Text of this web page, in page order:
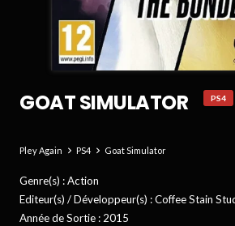
GOAT SIMULATOR PS4
Pley Again PS4 Goat Simulator
Genre(s) :Action
Editeur(s) / Développeur(s) :Coffee Stain
Année de Sortie : 2015